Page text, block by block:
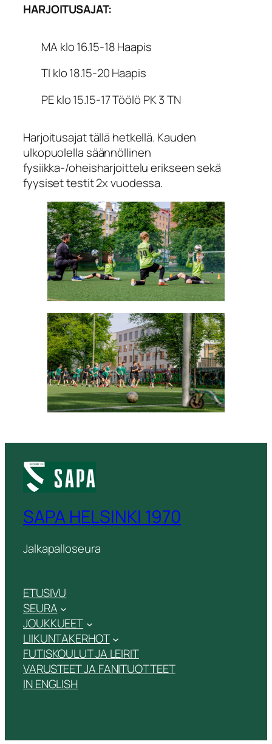
HARJOITUSAJAT:
MA klo 16.15-18 Haapis
TI klo 18.15-20 Haapis
PE klo 15.15-17 Töölö PK 3 TN
Harjoitusajat tällä hetkellä. Kauden
ulkopuolella säännöllinen
fysiikka-/oheisharjoittelu erikseen sekä
fyysiset testit 2x vuodessa.
SAPA HELSINKI 1970
Jalkapalloseura
ETUSIVU
SEURA
JOUKKUEET
LIIKUNTAKERHOT
FUTISKOULUT JA LEIRIT
VARUSTEET JA FANITUOTTEET
IN ENGLISH